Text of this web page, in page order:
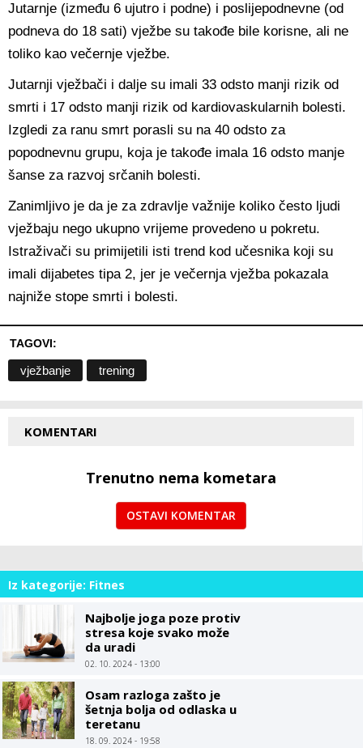
Jutarnje (između 6 ujutro i podne) i poslijepodnevne (od
podneva do 18 sati) vježbe su takođe bile korisne, ali ne
toliko kao večernje vježbe.
Jutarnji vježbači i dalje su imali 33 odsto manji rizik od
smrti i 17 odsto manji rizik od kardiovaskularnih bolesti.
Izgledi za ranu smrt porasli su na 40 odsto za
popodnevnu grupu, koja je takođe imala 16 odsto manje
šanse za razvoj srčanih bolesti.
Zanimljivo je da je za zdravlje važnije koliko često ljudi
vježbaju nego ukupno vrijeme provedeno u pokretu.
Istraživači su primijetili isti trend kod učesnika koji su
imali dijabetes tipa 2, jer je večernja vježba pokazala
najniže stope smrti i bolesti.
TAGOVI:
vježbanje trening
KOMENTARI
Trenutno nema kometara
OSTAVI KOMENTAR
Iz kategorije: Fitnes
Najbolje joga poze protiv
stresa koje svako može
da uradi
02. 10. 2024 - 13:00
Osam razloga zašto je
šetnja bolja od odlaska u
teretanu
18. 09. 2024 - 19:58